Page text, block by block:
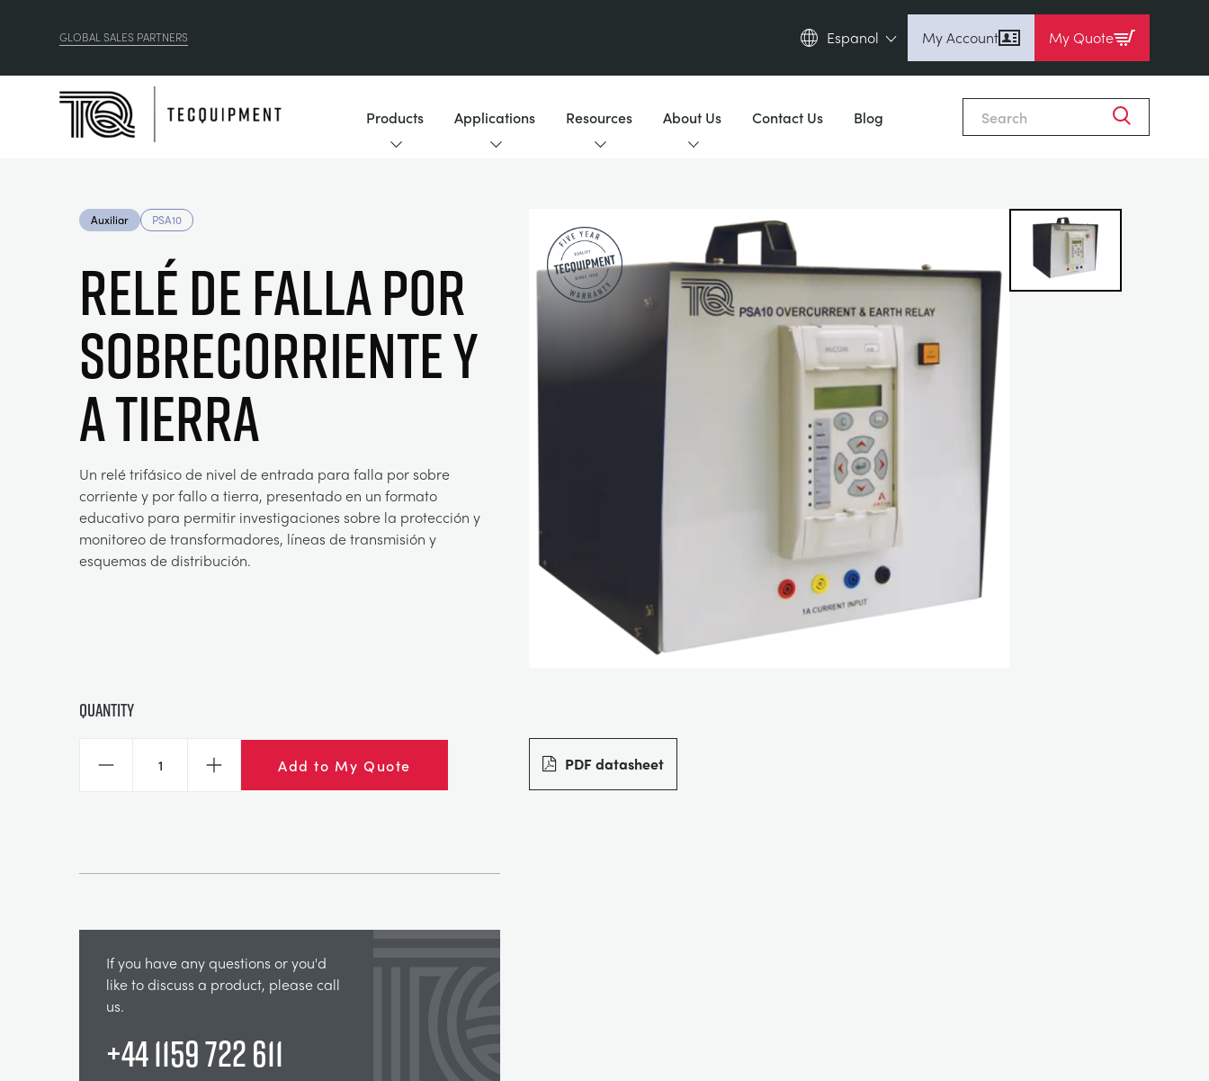
GLOBAL SALES PARTNERS
Espanol
Deutsch (de)
My Account My Quote
Products Applications Resources About Us Contact Us Blog
Auxiliar PSA10
RELÉ DE FALLA POR
SOBRECORRIENTE Y
A TIERRA
Un relé trifásico de nivel de entrada para falla por sobre
corriente y por fallo a tierra, presentado en un formato
educativo para permitir investigaciones sobre la protección y
monitoreo de transformadores, líneas de transmisión y
esquemas de distribución.
Quantity
Decrease Increase Add to My Quote PDF datasheet
If you have any questions or you'd
like to discuss a product, please call
us.
+44 1159 722 611
Close